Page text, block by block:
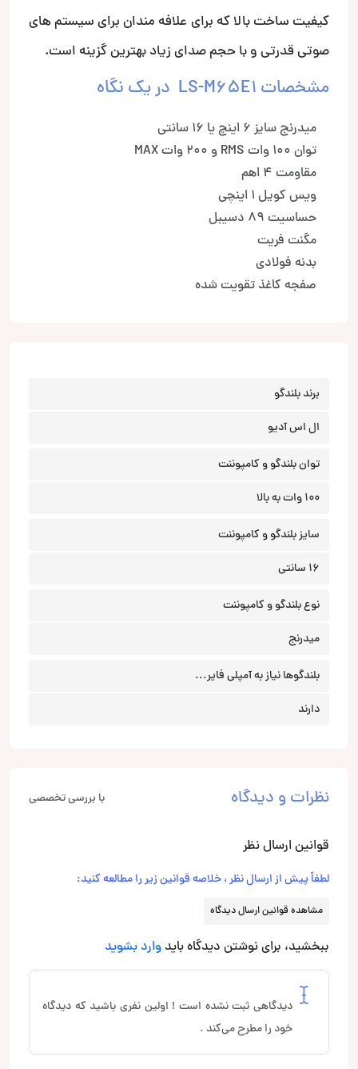
کیفیت ساخت بالا که برای علافه مندان برای سیستم های
صوتی قدرتی و با حجم صدای زیاد بهترین گزینه است.
مشخصات LS-M65E1 در یک نگاه
میدرنج سایز 6 اینچ یا 16 سانتی
توان 100 وات RMS و 200 وات MAX
مقاومت 4 اهم
ویس کویل 1 اینچی
حساسیت 89 دسیبل
مگنت فریت
بدنه فولادی
صفجه کاغذ تقویت شده
برند بلندگو
ال اس آدیو
توان بلندگو و کامپوننت
100 وات به بالا
سایز بلندگو و کامپوننت
16 سانتی
نوع بلندگو و کامپوننت
میدرنج
بلندگوها نیاز به آمپلی فایر...
دارند
نظرات و دیدگاه با بررسی تخصصی
قوانین ارسال نظر
لطفاً پیش از ارسال نظر ، خلاصه قوانین زیر را مطالعه کنید:
مشاهده قوانین ارسال دیدگاه
ببخشید، برای نوشتن دیدگاه باید وارد بشوید
دیدگاهی ثبت نشده است ! اولین نفری باشید که دیدگاه
خود را مطرح می‌کند .